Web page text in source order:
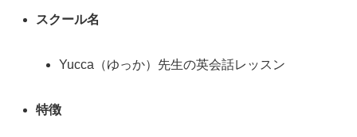
スクール名
Yucca（ゆっか）先生の英会話レッスン
特徴